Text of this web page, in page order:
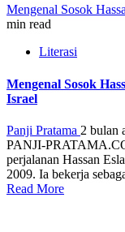
Mengenal Sosok
min read
Literasi
Mengenal Sosok
Israel
Panji Pratama 2 bulan
PANJI-
perjalanan Hassan
2009. Ia bekerja
Read More